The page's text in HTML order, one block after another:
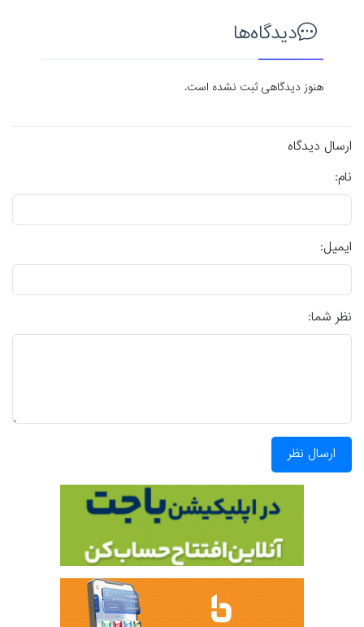
دیدگاه‌ها
هنوز دیدگاهی ثبت نشده است.
ارسال دیدگاه
نام:
ایمیل:
نظر شما:
ارسال نظر